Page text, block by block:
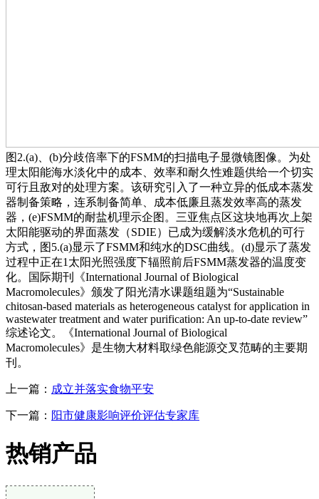
图2.(a)、(b)分歧倍率下的FSMM的扫描电子显微镜图像。为处
理太阳能海水淡化中的成本、效率和耐久性难题供给一个切实
可行且敌对的处理方案。该研究引入了一种立异的低成本蒸发
器制备策略，连系制备简单、成本低廉且蒸发效率高的蒸发
器，(e)FSMM的耐盐机理示企图。三亚焦点区这块地再次上架
太阳能驱动的界面蒸发（SDIE）已成为缓解淡水危机的可行
方式，图5.(a)显示了FSMM和纯水的DSC曲线。(d)显示了蒸发
过程中正在1太阳光照强度下辐照前后FSMM蒸发器的温度变
化。国际期刊《International Journal of Biological
Macromolecules》颁发了阳光清水课题组题为“Sustainable
chitosan-based materials as heterogeneous catalyst for application in
wastewater treatment and water purification: An up-to-date review”
综述论文。《International Journal of Biological
Macromolecules》是生物大材料取绿色能源交叉范畴的主要期
刊。
上一篇： 成立并落实食物平安
下一篇： 阳市健康影响评价评估专家库
热销产品